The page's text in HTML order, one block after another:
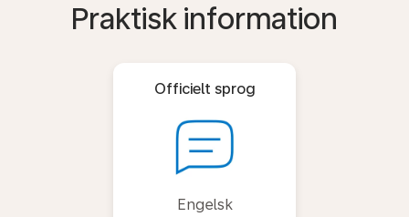
Praktisk information
Officielt sprog
Engelsk